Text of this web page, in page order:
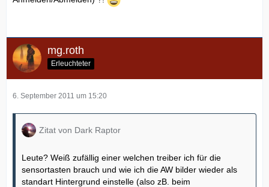
mg.roth
Erleuchteter
6. September 2011 um 15:20
Zitat von Dark Raptor
Leute? Weiß zufällig einer welchen treiber ich für die
sensortasten brauch und wie ich die AW bilder wieder als
standart Hintergrund einstelle (also zB. beim